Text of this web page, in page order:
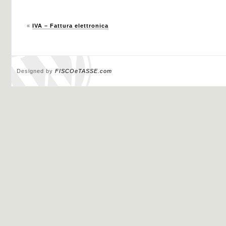
« IVA – Fattura elettronica
Designed by FISCOeTASSE.com